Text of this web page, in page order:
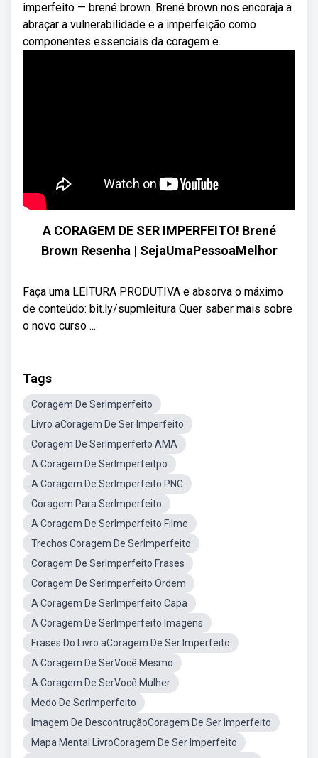
imperfeito — brené brown. Brené brown nos encoraja a
abraçar a vulnerabilidade e a imperfeição como
componentes essenciais da coragem e.
A CORAGEM DE SER IMPERFEITO! Brené
Brown Resenha | SejaUmaPessoaMelhor
Faça uma LEITURA PRODUTIVA e absorva o máximo
de conteúdo: bit.ly/supmleitura Quer saber mais sobre
o novo curso ...
Tags
Coragem De SerImperfeito
Livro aCoragem De Ser Imperfeito
Coragem De SerImperfeito AMA
A Coragem De SerImperfeitpo
A Coragem De SerImperfeito PNG
Coragem Para SerImperfeito
A Coragem De SerImperfeito Filme
Trechos Coragem De SerImperfeito
Coragem De SerImperfeito Frases
Coragem De SerImperfeito Ordem
A Coragem De SerImperfeito Capa
A Coragem De SerImperfeito Imagens
Frases Do Livro aCoragem De Ser Imperfeito
A Coragem De SerVocê Mesmo
A Coragem De SerVocê Mulher
Medo De SerImperfeito
Imagem De DescontruçãoCoragem De Ser Imperfeito
Mapa Mental LivroCoragem De Ser Imperfeito